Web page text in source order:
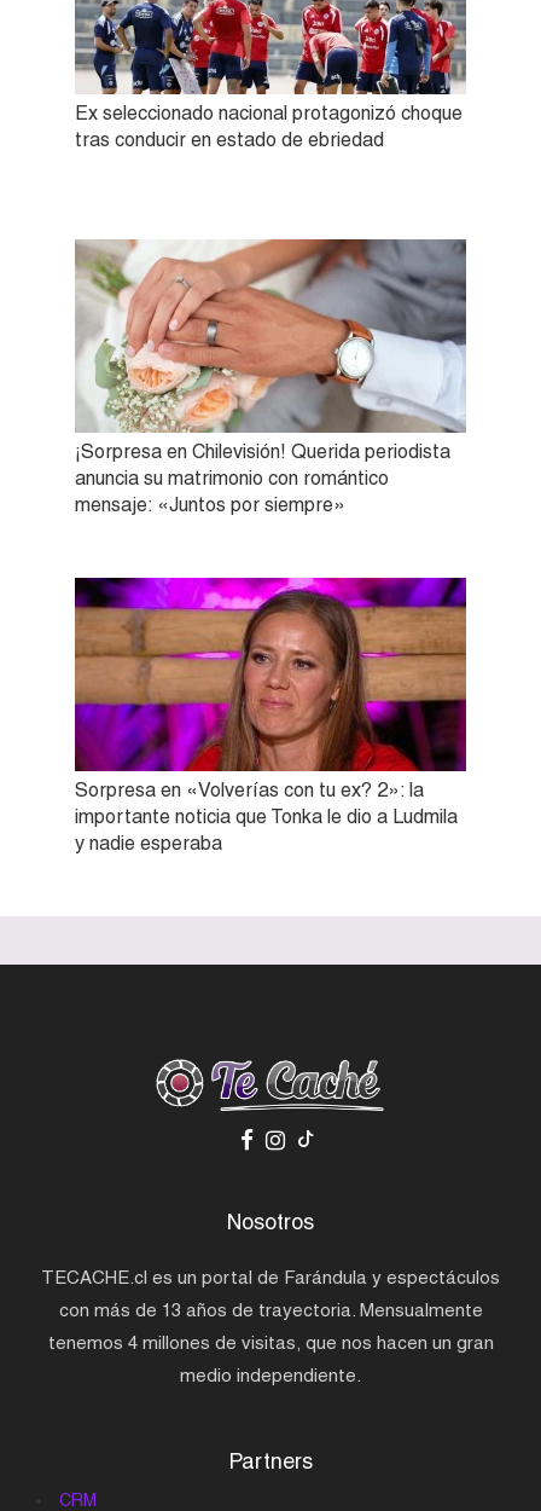
Ex seleccionado nacional protagonizó choque
tras conducir en estado de ebriedad
¡Sorpresa en Chilevisión! Querida periodista
anuncia su matrimonio con romántico
mensaje: «Juntos por siempre»
Sorpresa en «Volverías con tu ex? 2»: la
importante noticia que Tonka le dio a Ludmila
y nadie esperaba
Nosotros
TECACHE.cl es un portal de Farándula y espectáculos
con más de 13 años de trayectoria. Mensualmente
tenemos 4 millones de visitas, que nos hacen un gran
medio independiente.
Partners
CRM